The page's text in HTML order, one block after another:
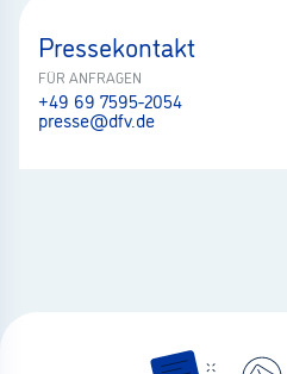
Pressekontakt
FÜR ANFRAGEN
+49 69 7595-2054
presse@dfv.de